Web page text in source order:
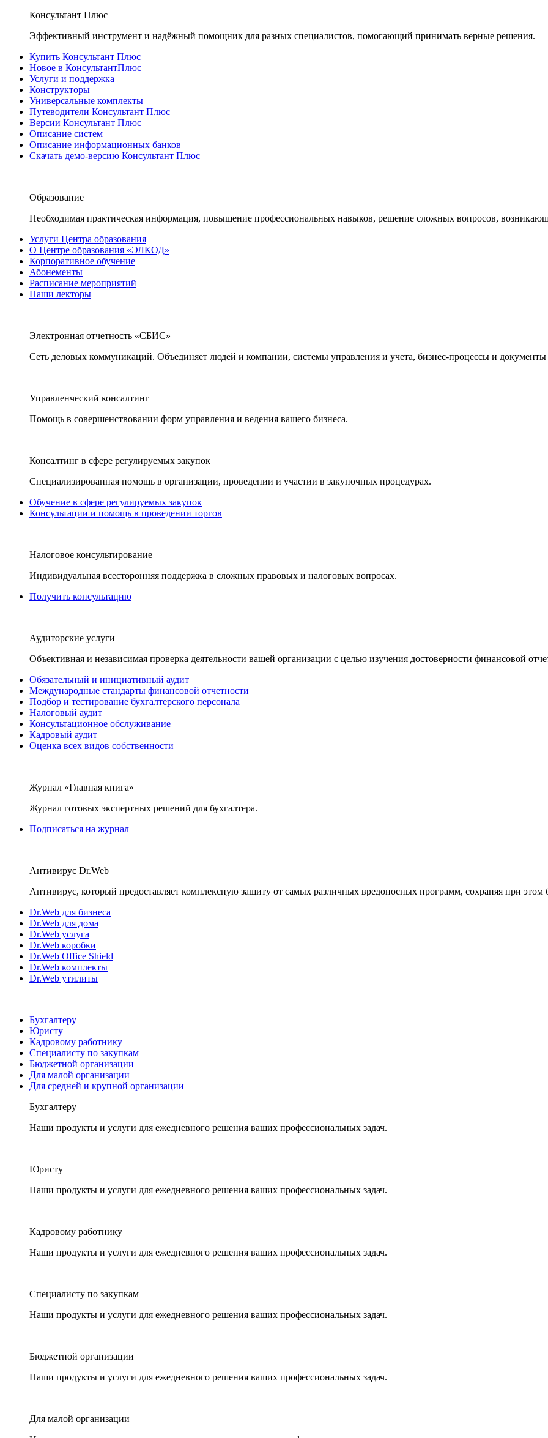
Консультант Плюс
Эффективный инструмент и надёжный помощник для разных специалистов, помогающий принимать верные решения.
Купить Консультант Плюс
Новое в КонсультантПлюс
Услуги и поддержка
Конструкторы
Универсальные комплекты
Путеводители Консультант Плюс
Версии Консультант Плюс
Описание систем
Описание информационных банков
Скачать демо-версию Консультант Плюс
Образование
Необходимая практическая информация, повышение профессиональных навыков, решение сложных вопросов,
Услуги Центра образования
О Центре образования «ЭЛКОД»
Корпоративное обучение
Абонементы
Расписание мероприятий
Наши лекторы
Электронная отчетность «СБИС»
Сеть деловых коммуникаций. Объединяет людей и компании, системы управления и учета, бизнес-процессы и документы
Управленческий консалтинг
Помощь в совершенствовании форм управления и ведения вашего бизнеса.
Консалтинг в сфере регулируемых закупок
Специализированная помощь в организации, проведении и участии в закупочных процедурах.
Обучение в сфере регулируемых закупок
Консультации и помощь в проведении торгов
Налоговое консультирование
Индивидуальная всесторонняя поддержка в сложных правовых и налоговых вопросах.
Получить консультацию
Аудиторские услуги
Объективная и независимая проверка деятельности вашей организации с целью изучения достоверности финансовой
Обязательный и инициативный аудит
Международные стандарты финансовой отчетности
Подбор и тестирование бухгалтерского персонала
Налоговый аудит
Консультационное обслуживание
Кадровый аудит
Оценка всех видов собственности
Журнал «Главная книга»
Журнал готовых экспертных решений для бухгалтера.
Подписаться на журнал
Антивирус Dr.Web
Антивирус, который предоставляет комплексную защиту от самых различных вредоносных программ, сохраняя при этом
Dr.Web для бизнеса
Dr.Web для дома
Dr.Web услуга
Dr.Web коробки
Dr.Web Office Shield
Dr.Web комплекты
Dr.Web утилиты
Бухгалтеру
Юристу
Кадровому работнику
Специалисту по закупкам
Бюджетной организации
Для малой организации
Для средней и крупной организации
Бухгалтеру
Наши продукты и услуги для ежедневного решения ваших профессиональных задач.
Юристу
Наши продукты и услуги для ежедневного решения ваших профессиональных задач.
Кадровому работнику
Наши продукты и услуги для ежедневного решения ваших профессиональных задач.
Специалисту по закупкам
Наши продукты и услуги для ежедневного решения ваших профессиональных задач.
Бюджетной организации
Наши продукты и услуги для ежедневного решения ваших профессиональных задач.
Для малой организации